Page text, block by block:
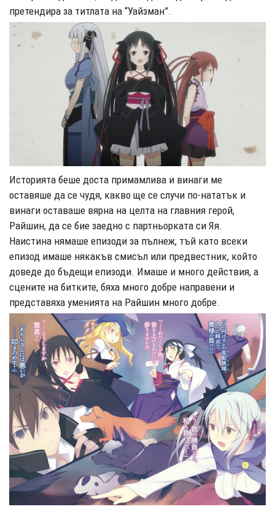
претендира за титлата на “Уайзман”.
Историята беше доста примамлива и винаги ме
оставяше да се чудя, какво ще се случи по-нататък и
винаги оставаше вярна на целта на главния герой,
Райшин, да се бие заедно с партньорката си Яя.
Наистина нямаше епизоди за пълнеж, тъй като всеки
епизод имаше някакъв смисъл или предвестник, който
доведе до бъдещи епизоди. Имаше и много действия, а
сцените на битките, бяха много добре направени и
представяха уменията на Райшин много добре.